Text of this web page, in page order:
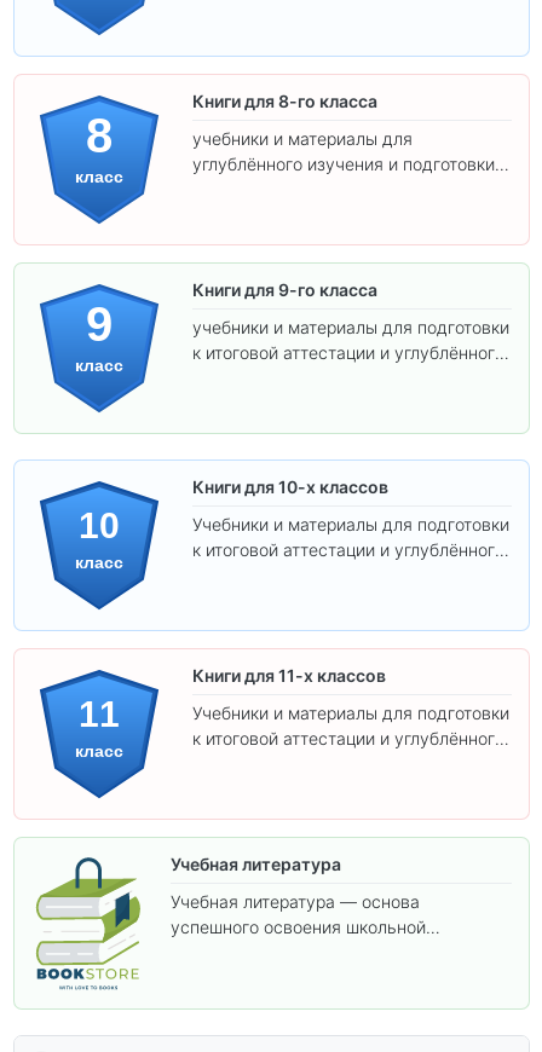
8
класс
Книги для 8-го класса
учебники и материалы для
углублённого изучения и подготовки к
9
класс
Книги для 9-го класса
учебники и материалы для подготовки
к итоговой аттестации и углублённого
10
класс
Книги для 10-х классов
Учебники и материалы для подготовки
к итоговой аттестации и углублённого
11
класс
Книги для 11-х классов
Учебники и материалы для подготовки
к итоговой аттестации и углублённого
Учебная литература
Учебная литература — основа
успешного освоения школьной